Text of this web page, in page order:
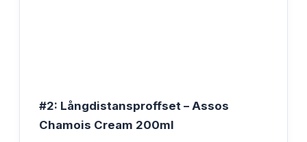
#2: Långdistansproffset – Assos
Chamois Cream 200ml